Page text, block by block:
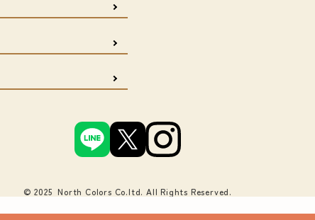
© 2025 North Colors Co.ltd. All Rights Reserved.